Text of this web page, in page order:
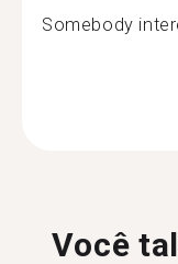
Somebody
Você